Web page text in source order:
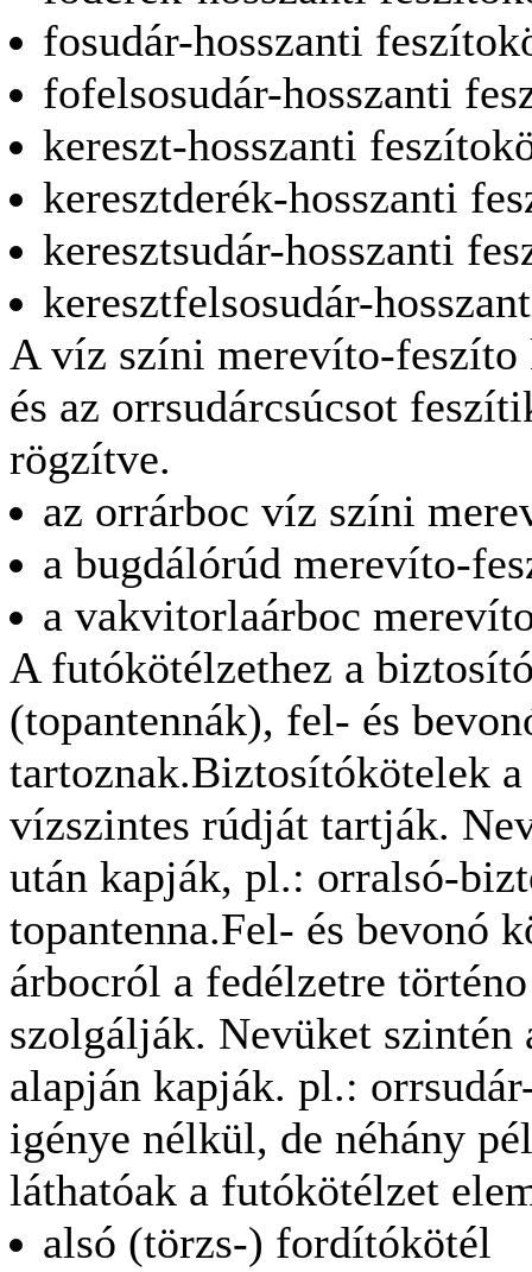
fosudár-hosszanti
fofelsosudár-hosszanti
kereszt-hosszanti
keresztderék-hosszanti
keresztsudár-hosszanti
keresztfelsosudár-
A víz színi merevíto-feszíto
és az orrsudárcsúcsot
rögzítve.
az orrárboc víz színi
a bugdálórúd merevíto-
a vakvitorlaárboc
A futókötélzethez a
(topantennák), fel- és
tartoznak.Biztosítókötelek
vízszintes rúdját tartják.
után kapják, pl.: orralsó-
topantenna.Fel- és bevonó
árbocról a fedélzetre
szolgálják. Nevüket
alapján kapják. pl.:
igénye nélkül, de néhány
láthatóak a futókötélzet
alsó (törzs-) fordítókötél